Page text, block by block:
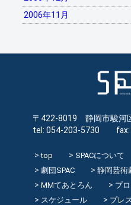
2006年11月
〒422-8019 静岡市駿河
tel: 054-203-5730 fax:
top SPACについて
劇団SPAC
静岡芸術
MMてあとろん
プ
スケジュール
プレ